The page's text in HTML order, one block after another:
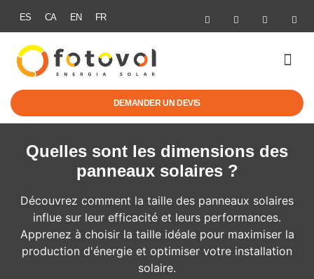
ES CA EN FR
DEMANDER UN DEVIS
Quelles sont les dimensions des
panneaux solaires ?
Découvrez comment la taille des panneaux solaires
influe sur leur efficacité et leurs performances.
Apprenez à choisir la taille idéale pour maximiser la
production d'énergie et optimiser votre installation
solaire.